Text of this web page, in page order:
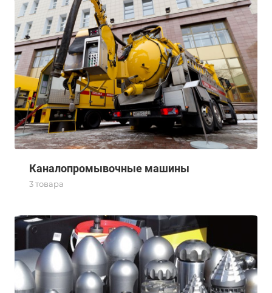
Каналопромывочные машины
3 товара